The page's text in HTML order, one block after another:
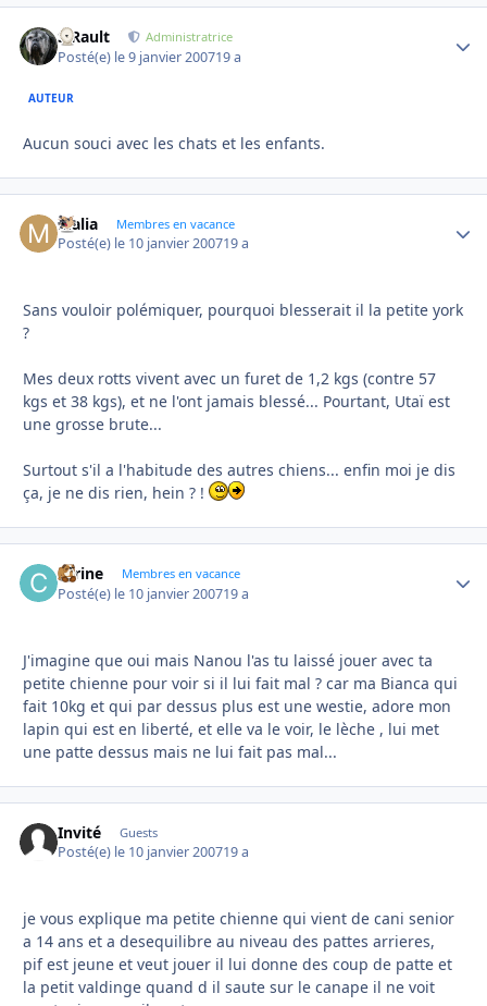
S.Rault Administratrice
Posté(e) le 9 janvier 200719 a
AUTEUR
Aucun souci avec les chats et les enfants.
Malia Membres en vacance
Posté(e) le 10 janvier 200719 a
Sans vouloir polémiquer, pourquoi blesserait il la petite york
?
Mes deux rotts vivent avec un furet de 1,2 kgs (contre 57
kgs et 38 kgs), et ne l'ont jamais blessé... Pourtant, Utaï est
une grosse brute...
Surtout s'il a l'habitude des autres chiens... enfin moi je dis
ça, je ne dis rien, hein ? !
carine Membres en vacance
Posté(e) le 10 janvier 200719 a
J'imagine que oui mais Nanou l'as tu laissé jouer avec ta
petite chienne pour voir si il lui fait mal ? car ma Bianca qui
fait 10kg et qui par dessus plus est une westie, adore mon
lapin qui est en liberté, et elle va le voir, le lèche , lui met
une patte dessus mais ne lui fait pas mal...
Invité Guests
Posté(e) le 10 janvier 200719 a
je vous explique ma petite chienne qui vient de cani senior
a 14 ans et a desequilibre au niveau des pattes arrieres,
pif est jeune et veut jouer il lui donne des coup de patte et
la petit valdinge quand d il saute sur le canape il ne voit